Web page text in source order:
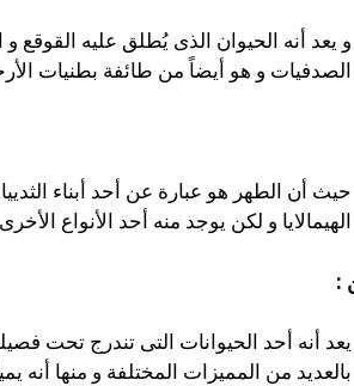
و يعد أنه الحيوان الذى يُطلق عليه القوقع و
الصدفيات و هو أيضاً من طائفة بطنيات
حيث أن الطهر هو عبارة عن أحد أبناء
الهيمالايا و لكن يوجد منه أحد الأنواع
:
يعد أنه أحد الحيوانات التى تندرج تحت
بالعديد من المميزات المختلفة و منها